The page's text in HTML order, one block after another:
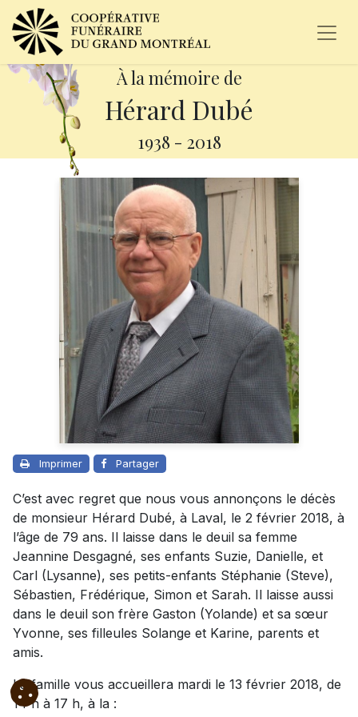
À la mémoire de
Hérard Dubé
1938 - 2018
Imprimer Partager
C’est avec regret que nous vous annonçons le décès
de monsieur Hérard Dubé, à Laval, le 2 février 2018, à
l’âge de 79 ans. Il laisse dans le deuil sa femme
Jeannine Desgagné, ses enfants Suzie, Danielle, et
Carl (Lysanne), ses petits-enfants Stéphanie (Steve),
Sébastien, Frédérique, Simon et Sarah. Il laisse aussi
dans le deuil son frère Gaston (Yolande) et sa sœur
Yvonne, ses filleules Solange et Karine, parents et
amis.
La famille vous accueillera mardi le 13 février 2018, de
14 h à 17 h, à la :